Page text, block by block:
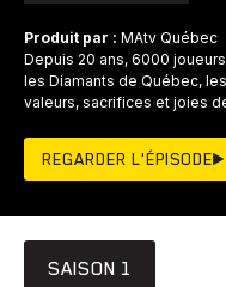
Produit par : MAtv Québec
Depuis 20 ans, 6000
les Diamants de Québec,
valeurs, sacrifices et joies
REGARDER L'ÉPISODE
SAISON 1